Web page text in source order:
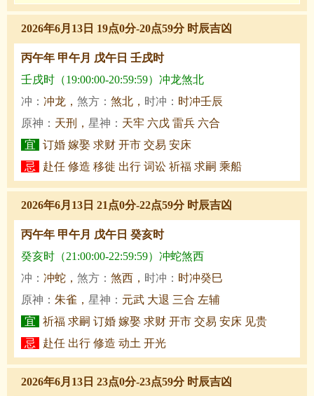
2026年6月13日 19点0分-20点59分 时辰吉凶
丙午年 甲午月 戊午日 壬戌时
壬戌时（19:00:00-20:59:59）冲龙煞北
冲： 冲龙， 煞方： 煞北， 时冲： 时冲壬辰
原神： 天刑， 星神： 天牢 六戊 雷兵 六合
宜
订婚 嫁娶 求财 开市 交易 安床
忌
赴任 修造 移徙 出行 词讼 祈福 求嗣 乘船
2026年6月13日 21点0分-22点59分 时辰吉凶
丙午年 甲午月 戊午日 癸亥时
癸亥时（21:00:00-22:59:59）冲蛇煞西
冲： 冲蛇， 煞方： 煞西， 时冲： 时冲癸巳
原神： 朱雀， 星神： 元武 大退 三合 左辅
宜
祈福 求嗣 订婚 嫁娶 求财 开市 交易 安床 见贵
忌
赴任 出行 修造 动土 开光
2026年6月13日 23点0分-23点59分 时辰吉凶